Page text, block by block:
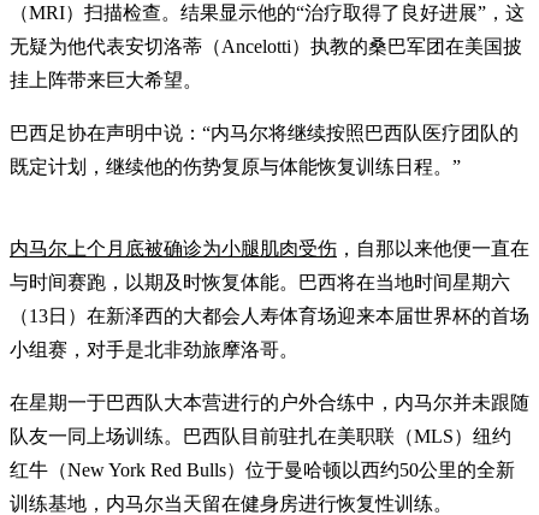
（MRI）扫描检查。结果显示他的“治疗取得了良好进展”，这
无疑为他代表安切洛蒂（Ancelotti）执教的桑巴军团在美国披
挂上阵带来巨大希望。
巴西足协在声明中说：“内马尔将继续按照巴西队医疗团队的
既定计划，继续他的伤势复原与体能恢复训练日程。”
内马尔上个月底被确诊为小腿肌肉受伤 ，自那以来他便一直在
与时间赛跑，以期及时恢复体能。巴西将在当地时间星期六
（13日）在新泽西的大都会人寿体育场迎来本届世界杯的首场
小组赛，对手是北非劲旅摩洛哥。
在星期一于巴西队大本营进行的户外合练中，内马尔并未跟随
队友一同上场训练。巴西队目前驻扎在美职联（MLS）纽约
红牛（New York Red Bulls）位于曼哈顿以西约50公里的全新
训练基地，内马尔当天留在健身房进行恢复性训练。